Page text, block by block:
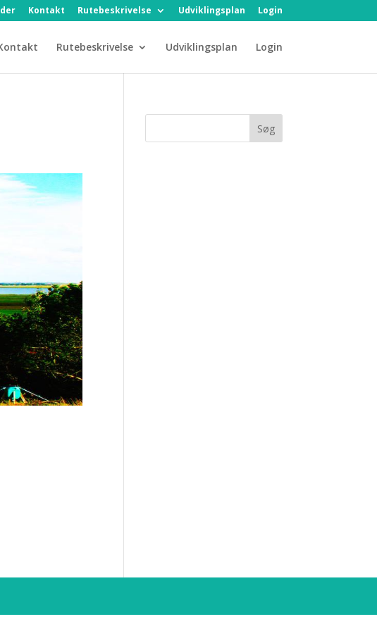
Kontakt Rutebeskrivelse Udviklingsplan Login
Rutebeskrivelse Udviklingsplan Login